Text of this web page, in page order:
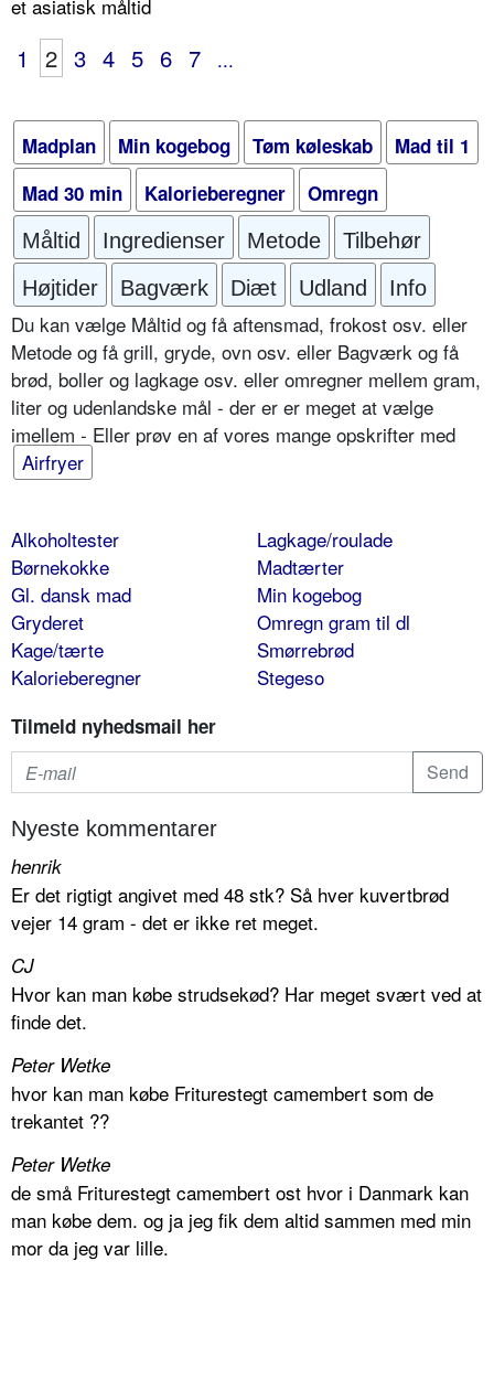
et asiatisk måltid
1 2 3 4 5 6 7 ...
Madplan Min kogebog Tøm køleskab
Mad til 1
Mad 30 min
Kalorieberegner Omregn
Måltid Ingredienser Metode
Tilbehør
Højtider
Bagværk Diæt Udland Info
Du kan vælge Måltid og få aftensmad, frokost osv. eller
Metode og få grill, gryde, ovn osv. eller Bagværk og få
brød, boller og lagkage osv. eller omregner mellem gram,
liter og udenlandske mål - der er er meget at vælge
imellem - Eller prøv en af vores mange opskrifter med
Airfryer
Alkoholtester
Børnekokke
Gl. dansk mad
Gryderet
Kage/tærte
Kalorieberegner
Lagkage/roulade
Madtærter
Min kogebog
Omregn gram til dl
Smørrebrød
Stegeso
Tilmeld nyhedsmail her
Nyeste kommentarer
henrik
Er det rigtigt angivet med 48 stk? Så hver kuvertbrød
vejer 14 gram - det er ikke ret meget.
CJ
Hvor kan man købe strudsekød? Har meget svært ved at
finde det.
Peter Wetke
hvor kan man købe Friturestegt camembert som de
trekantet ??
Peter Wetke
de små Friturestegt camembert ost hvor i Danmark kan
man købe dem. og ja jeg fik dem altid sammen med min
mor da jeg var lille.